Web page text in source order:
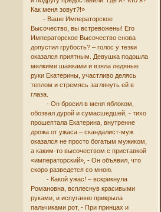
Как меня зовут?!»
- Ваше Императорское
Высочество, вы встревожены! Его
Императорское Высочество снова
допустил грубость? – голос у тезки
оказался приятным. Девушка подошла
мелкими шажками и взяла ледяные
руки Екатерины, участливо делясь
теплом и стремясь заглянуть ей в
глаза.
- Он бросил в меня яблоком,
обозвал дурой и сумасшедшей, - тихо
прошептала Екатерина, внутренне
дрожа от ужаса – скандалист-муж
оказался не просто богатым мужиком,
а каким-то высочеством с приставкой
«императорский», - Он объявил, что
скоро разведется со мною.
- Какой ужас! – вскрикнула
Романовна, всплеснув красивыми
руками, и испуганно прикрыла
пальчиками рот, - При принцах и